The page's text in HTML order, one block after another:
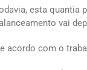
esta quantia
vai
acordo com o